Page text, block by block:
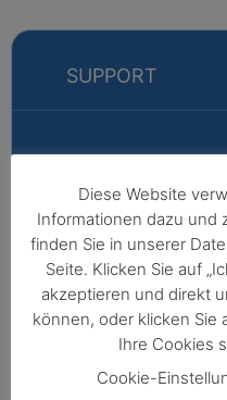
SUPPORT
Diese Website
Informationen dazu und
finden Sie in unserer
Seite. Klicken Sie auf
akzeptieren und direkt
können, oder klicken Sie
Ihre Cookies
Cookie-